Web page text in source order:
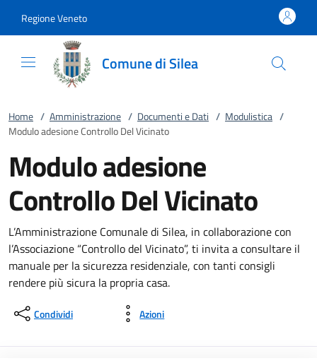
Regione Veneto
Comune di Silea
Home / Amministrazione / Documenti e Dati / Modulistica /
Modulo adesione Controllo Del Vicinato
Modulo adesione
Controllo Del Vicinato
L’Amministrazione Comunale di Silea, in collaborazione con
l’Associazione “Controllo del Vicinato”, ti invita a consultare il
manuale per la sicurezza residenziale, con tanti consigli
rendere più sicura la propria casa.
Condividi Azioni